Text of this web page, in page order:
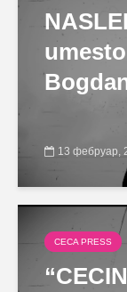
13 фебруар,
CECA PRESS